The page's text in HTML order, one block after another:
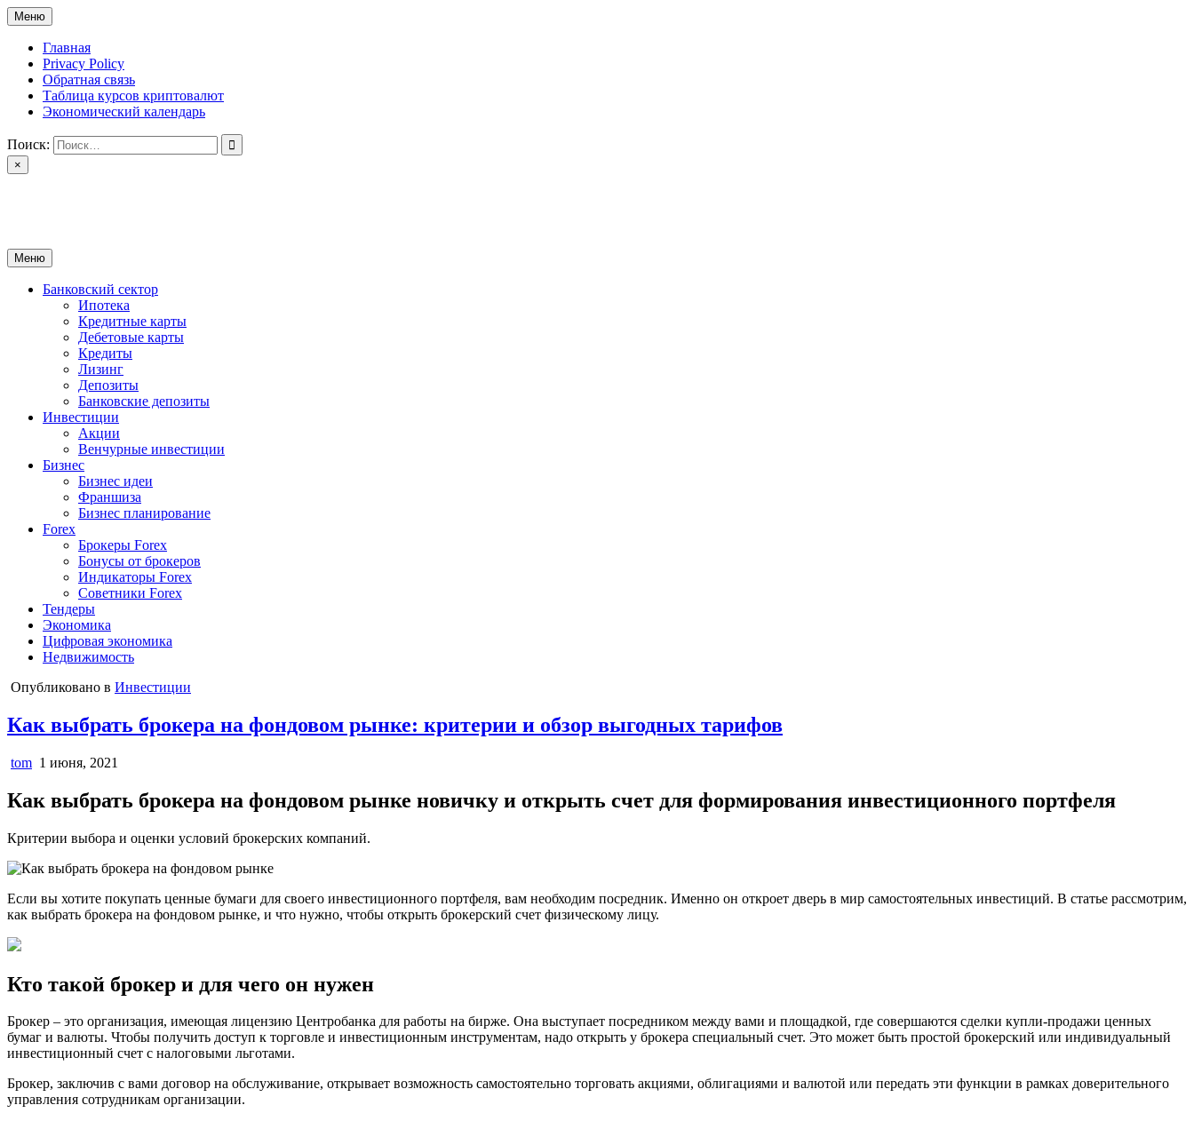
Перейти
к
содержимому
Меню
Главная
Privacy Policy
Обратная связь
Таблица курсов криптовалют
Экономический календарь
Поиск:
×
Меню
Банковский сектор
Ипотека
Кредитные карты
Дебетовые карты
Кредиты
Лизинг
Депозиты
Банковские депозиты
Инвестиции
Акции
Венчурные инвестиции
Бизнес
Бизнес идеи
Франшиза
Бизнес планирование
Forex
Брокеры Forex
Бонусы от брокеров
Индикаторы Forex
Советники Forex
Тендеры
Экономика
Цифровая экономика
Недвижимость
Опубликовано в Инвестиции
Как выбрать брокера на фондовом рынке: критерии и обзор выгодных тарифов
tom 1 июня, 2021
Как выбрать брокера на фондовом рынке новичку и открыть счет для формирования инвестиционного портфеля
Критерии выбора и оценки условий брокерских компаний.
Если вы хотите покупать ценные бумаги для своего инвестиционного портфеля, вам необходим посредник. Именно он откроет дверь в мир самостоятельных инвестиций. В статье рассмотрим,
как выбрать брокера на фондовом рынке, и что нужно, чтобы открыть брокерский счет физическому лицу.
Кто такой брокер и для чего он нужен
Брокер – это организация, имеющая лицензию Центробанка для работы на бирже. Она выступает посредником между вами и площадкой, где совершаются сделки купли-продажи ценных
бумаг и валюты. Чтобы получить доступ к торговле и инвестиционным инструментам, надо открыть у брокера специальный счет. Это может быть простой брокерский или индивидуальный
инвестиционный счет с налоговыми льготами.
Брокер, заключив с вами договор на обслуживание, открывает возможность самостоятельно торговать акциями, облигациями и валютой или передать эти функции в рамках доверительного
управления сотрудникам организации.